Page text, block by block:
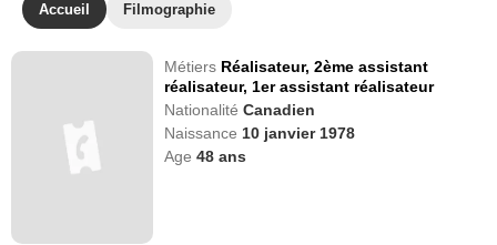
Accueil Filmographie
Métiers Réalisateur,2ème assistant
réalisateur, 1er assistant réalisateur
NationalitéCanadien
Naissance 10 janvier 1978
Age48 ans